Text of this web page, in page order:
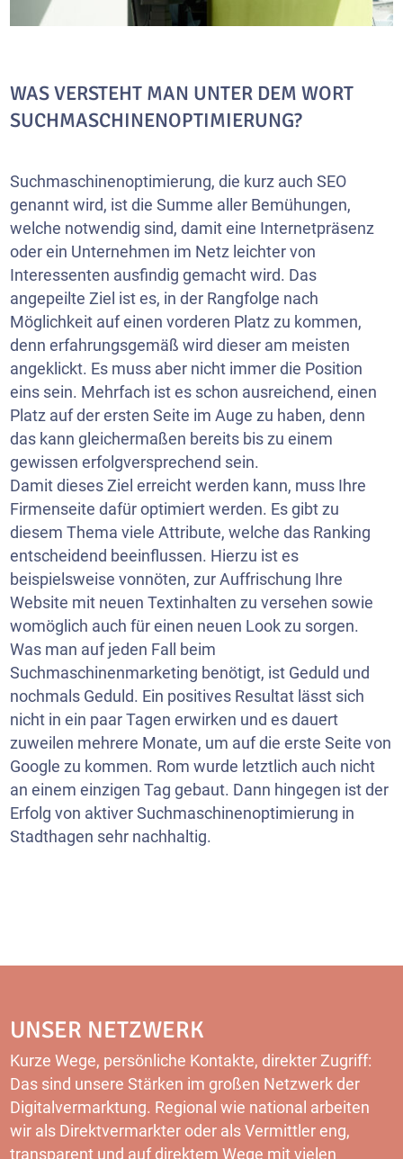
WAS VERSTEHT MAN UNTER DEM WORT
SUCHMASCHINENOPTIMIERUNG?
Suchmaschinenoptimierung, die kurz auch SEO
genannt wird, ist die Summe aller Bemühungen,
welche notwendig sind, damit eine Internetpräsenz
oder ein Unternehmen im Netz leichter von
Interessenten ausfindig gemacht wird. Das
angepeilte Ziel ist es, in der Rangfolge nach
Möglichkeit auf einen vorderen Platz zu kommen,
denn erfahrungsgemäß wird dieser am meisten
angeklickt. Es muss aber nicht immer die Position
eins sein. Mehrfach ist es schon ausreichend, einen
Platz auf der ersten Seite im Auge zu haben, denn
das kann gleichermaßen bereits bis zu einem
gewissen erfolgversprechend sein.
Damit dieses Ziel erreicht werden kann, muss Ihre
Firmenseite dafür optimiert werden. Es gibt zu
diesem Thema viele Attribute, welche das Ranking
entscheidend beeinflussen. Hierzu ist es
beispielsweise vonnöten, zur Auffrischung Ihre
Website mit neuen Textinhalten zu versehen sowie
womöglich auch für einen neuen Look zu sorgen.
Was man auf jeden Fall beim
Suchmaschinenmarketing benötigt, ist Geduld und
nochmals Geduld. Ein positives Resultat lässt sich
nicht in ein paar Tagen erwirken und es dauert
zuweilen mehrere Monate, um auf die erste Seite von
Google zu kommen. Rom wurde letztlich auch nicht
an einem einzigen Tag gebaut. Dann hingegen ist der
Erfolg von aktiver Suchmaschinenoptimierung in
Stadthagen sehr nachhaltig.
UNSER NETZWERK
Kurze Wege, persönliche Kontakte, direkter Zugriff:
Das sind unsere Stärken im großen Netzwerk der
Digitalvermarktung. Regional wie national arbeiten
wir als Direktvermarkter oder als Vermittler eng,
transparent und auf direktem Wege mit vielen